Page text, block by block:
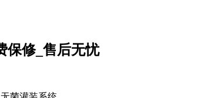
保修_售后无忧